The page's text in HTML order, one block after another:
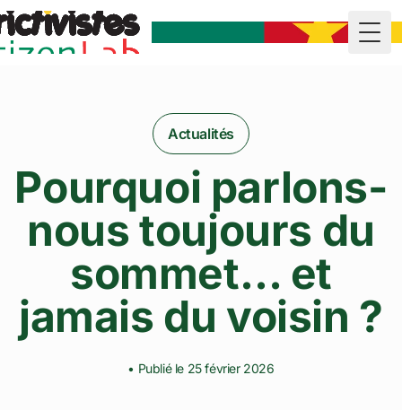
Actualités
Pourquoi parlons-
nous toujours du
sommet… et
jamais du voisin ?
• Publié le 25 février 2026